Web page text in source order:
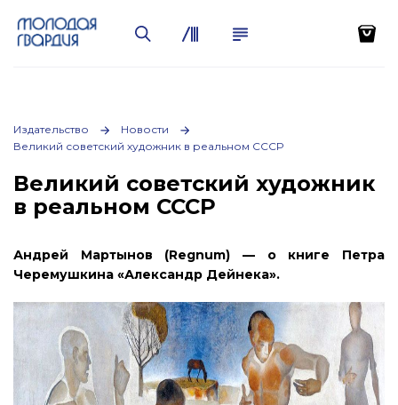
Издательство
Новости
Великий советский художник в реальном СССР
Великий советский художник
в реальном СССР
Андрей Мартынов (Regnum) — о книге Петра
Черемушкина «Александр Дейнека».